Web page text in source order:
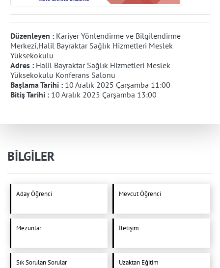
Düzenleyen : Kariyer Yönlendirme ve Bilgilendirme
Merkezi,Halil Bayraktar Sağlık Hizmetleri Meslek
Yüksekokulu
Adres : Halil Bayraktar Sağlık Hizmetleri Meslek
Yüksekokulu Konferans Salonu
Başlama Tarihi : 10 Aralık 2025 Çarşamba 11:00
Bitiş Tarihi : 10 Aralık 2025 Çarşamba 13:00
BİLGİLER
Aday Öğrenci Mevcut Öğrenci
Mezunlar İletişim
Sık Sorulan Sorular Uzaktan Eğitim